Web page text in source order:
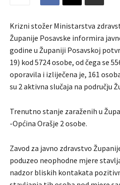
Krizni stožer Ministarstva
Županije Posavske informira
godine u Županiji Posavskoj
19) kod 5724 osobe, od čega se
oporavila i izliječena je, 161
su 2 aktivna slučaja na području
Trenutno stanje zaraženih u
-Općina Orašje 2 osobe.
Zavod za javno zdravstvo
poduzeo neophodne mjere
nadzor bliskih kontakata